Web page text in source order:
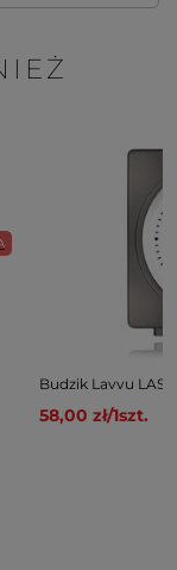
Budzik Lavvu
58,00 zł/1szt.